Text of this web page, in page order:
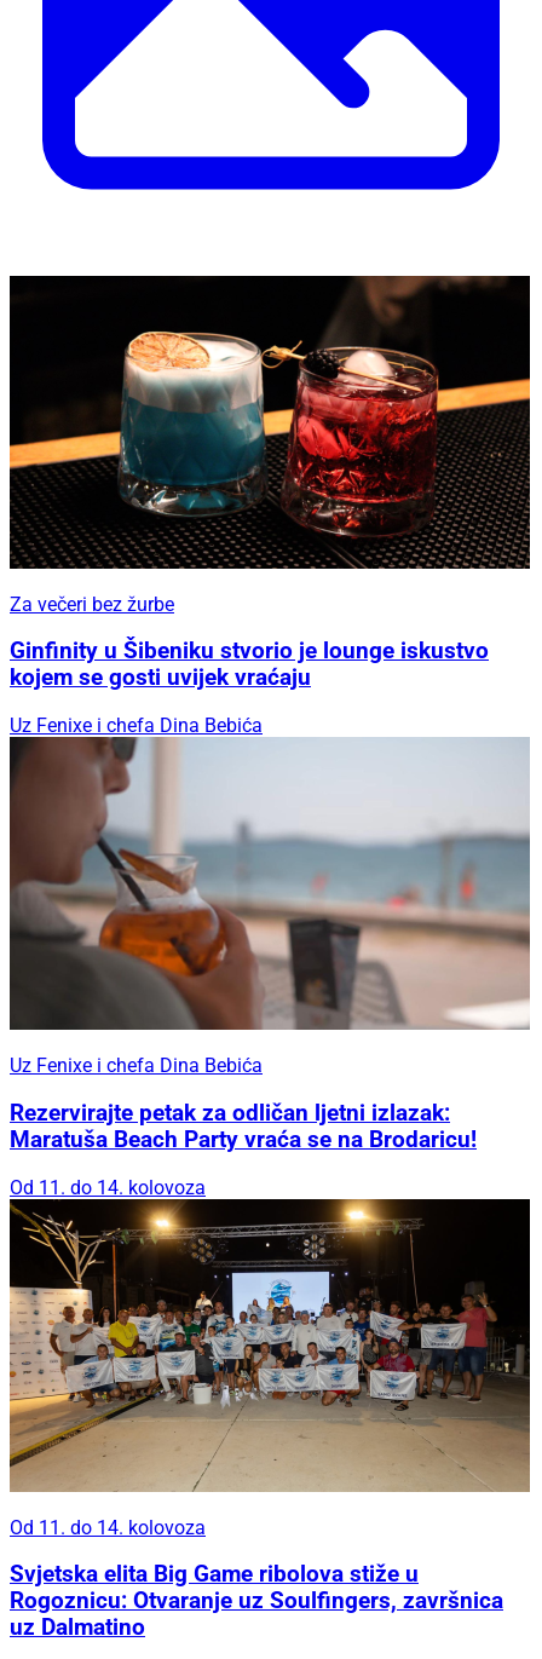
Za večeri bez žurbe
Ginfinity u Šibeniku stvorio je lounge iskustvo
kojem se gosti uvijek vraćaju
Uz Fenixe i chefa Dina Bebića
Uz Fenixe i chefa Dina Bebića
Rezervirajte petak za odličan ljetni izlazak:
Maratuša Beach Party vraća se na Brodaricu!
Od 11. do 14. kolovoza
Od 11. do 14. kolovoza
Svjetska elita Big Game ribolova stiže u
Rogoznicu: Otvaranje uz Soulfingers, završnica
uz Dalmatino